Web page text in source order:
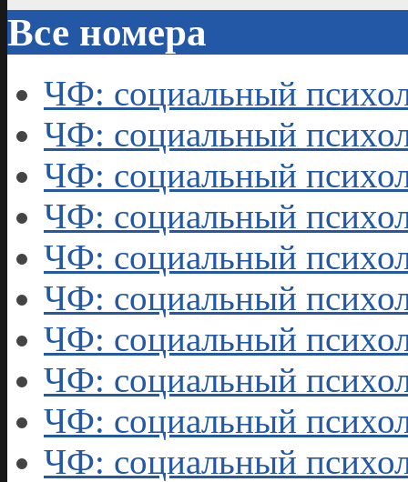
Все номера
ЧФ: социальный
ЧФ: социальный
ЧФ: социальный
ЧФ: социальный
ЧФ: социальный
ЧФ: социальный
ЧФ: социальный
ЧФ: социальный
ЧФ: социальный
ЧФ: социальный